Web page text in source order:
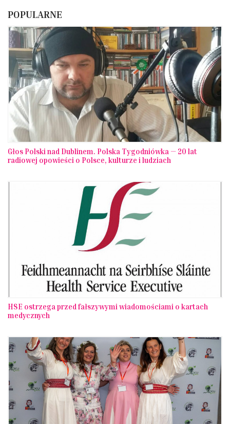
POPULARNE
Głos Polski nad Dublinem. Polska Tygodniówka — 20 lat
radiowej opowieści o Polsce, kulturze i ludziach
HSE ostrzega przed fałszywymi wiadomościami o kartach
medycznych